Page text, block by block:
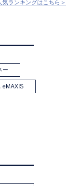
ー
eMAXIS
気ランキングはこちら＞